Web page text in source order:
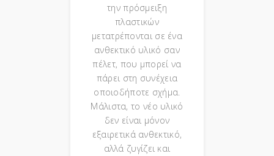
την πρόσμειξη
πλαστικών
μετατρέπονται σε ένα
ανθεκτικό υλικό σαν
πέλετ, που μπορεί να
πάρει στη συνέχεια
οποιοδήποτε σχήμα.
Μάλιστα, το νέο υλικό
δεν είναι μόνον
εξαιρετικά ανθεκτικό,
αλλά ζυγίζει και